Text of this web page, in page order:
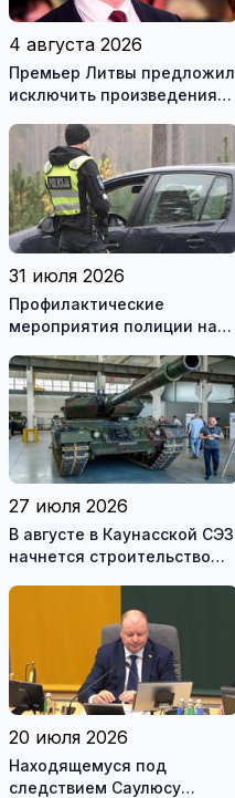
4 августа 2026
Премьер Литвы предложил
исключить произведения
рекомендуемой
литературы
31 июля 2026
Профилактические
мероприятия полиции на
27 июля 2026
В августе в Каунасской СЭЗ
начнется строительство
20 июля 2026
Находящемуся под
следствием Саулюсу